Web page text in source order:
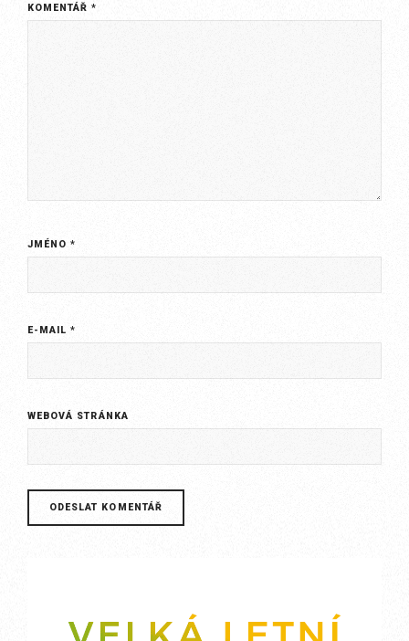
KOMENTÁŘ*
JMÉNO*
E-MAIL*
WEBOVÁ STRÁNKA